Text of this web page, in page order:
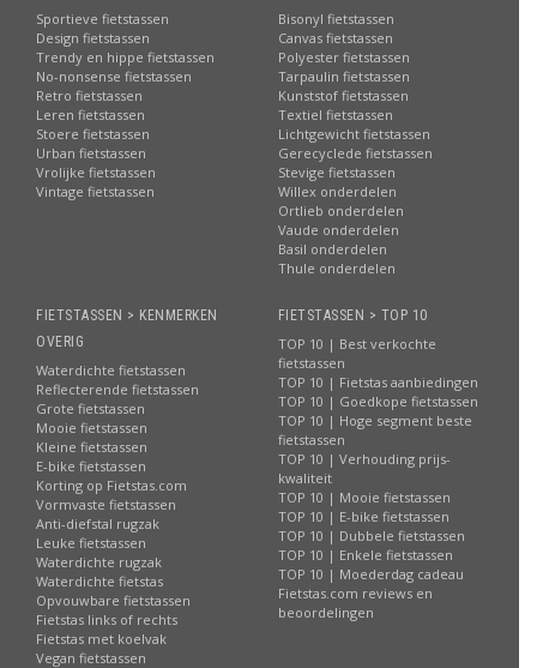
Sportieve fietstassen
Design fietstassen
Trendy en hippe fietstassen
No-nonsense fietstassen
Retro fietstassen
Leren fietstassen
Stoere fietstassen
Urban fietstassen
Vrolijke fietstassen
Vintage fietstassen
Bisonyl fietstassen
Canvas fietstassen
Polyester fietstassen
Tarpaulin fietstassen
Kunststof fietstassen
Textiel fietstassen
Lichtgewicht fietstassen
Gerecyclede fietstassen
Stevige fietstassen
Willex onderdelen
Ortlieb onderdelen
Vaude onderdelen
Basil onderdelen
Thule onderdelen
FIETSTASSEN > KENMERKEN
OVERIG
Waterdichte fietstassen
Reflecterende fietstassen
Grote fietstassen
Mooie fietstassen
Kleine fietstassen
E-bike fietstassen
Korting op Fietstas.com
Vormvaste fietstassen
Anti-diefstal rugzak
Leuke fietstassen
Waterdichte rugzak
Waterdichte fietstas
Opvouwbare fietstassen
Fietstas links of rechts
Fietstas met koelvak
Vegan fietstassen
FIETSTASSEN > TOP 10
TOP 10 | Best verkochte
fietstassen
TOP 10 | Fietstas aanbiedingen
TOP 10 | Goedkope fietstassen
TOP 10 | Hoge segment beste
fietstassen
TOP 10 | Verhouding prijs-
kwaliteit
TOP 10 | Mooie fietstassen
TOP 10 | E-bike fietstassen
TOP 10 | Dubbele fietstassen
TOP 10 | Enkele fietstassen
TOP 10 | Moederdag cadeau
Fietstas.com reviews en
beoordelingen